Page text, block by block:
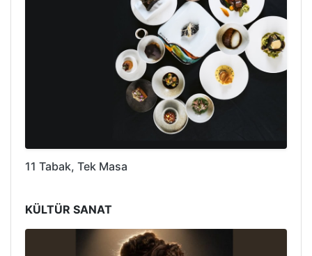
11 Tabak, Tek Masa
KÜLTÜR SANAT